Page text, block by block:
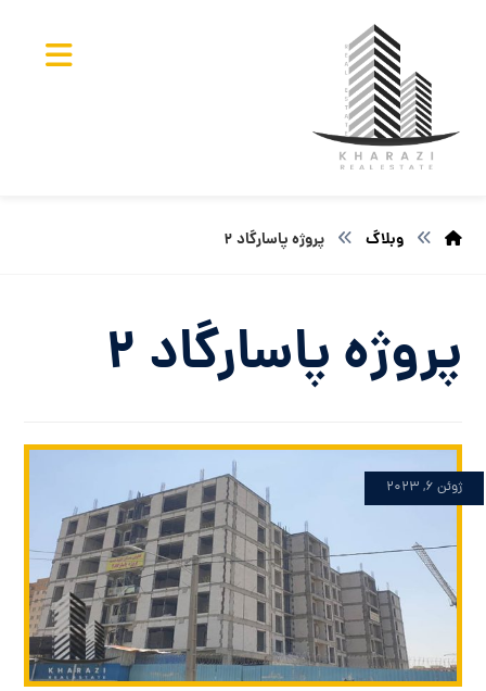
وبلاگ پروژه پاسارگاد ۲
پروژه پاسارگاد ۲
ژوئن ۶, ۲۰۲۳